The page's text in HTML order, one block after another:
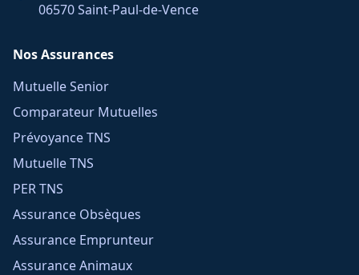
06570 Saint-Paul-de-Vence
Nos Assurances
Mutuelle Senior
Comparateur Mutuelles
Prévoyance TNS
Mutuelle TNS
PER TNS
Assurance Obsèques
Assurance Emprunteur
Assurance Animaux